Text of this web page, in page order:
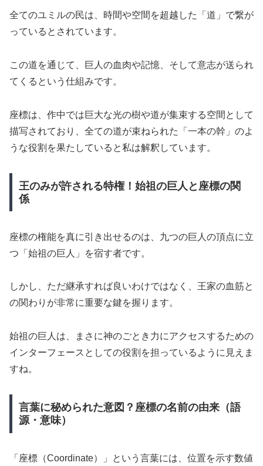
全てのユミルの民は、時間や空間を超越した「道」で繋が
っているとされています。
この道を通じて、巨人の血肉や記憶、そして意志が送られ
てくるという仕組みです。
座標は、作中では巨大な光の樹や道が集束する空間として
描写されており、全ての道が束ねられた「一本の幹」のよ
うな役割を果たしていると私は解釈しています。
王のみが許される特権！始祖の巨人と座標の関
係
座標の権能を真に引き出せるのは、九つの巨人の頂点に立
つ「始祖の巨人」を宿す者です。
しかし、ただ継承すれば良いわけではなく、王家の血筋と
の関わりが非常に重要な鍵を握ります。
始祖の巨人は、まさに神のごとき力にアクセスするための
インターフェースとしての役割を担っているように見えま
すね。
言葉に秘められた意図？座標の名前の由来（語
源・意味）
「座標（Coordinate）」という言葉には、位置を示す数値